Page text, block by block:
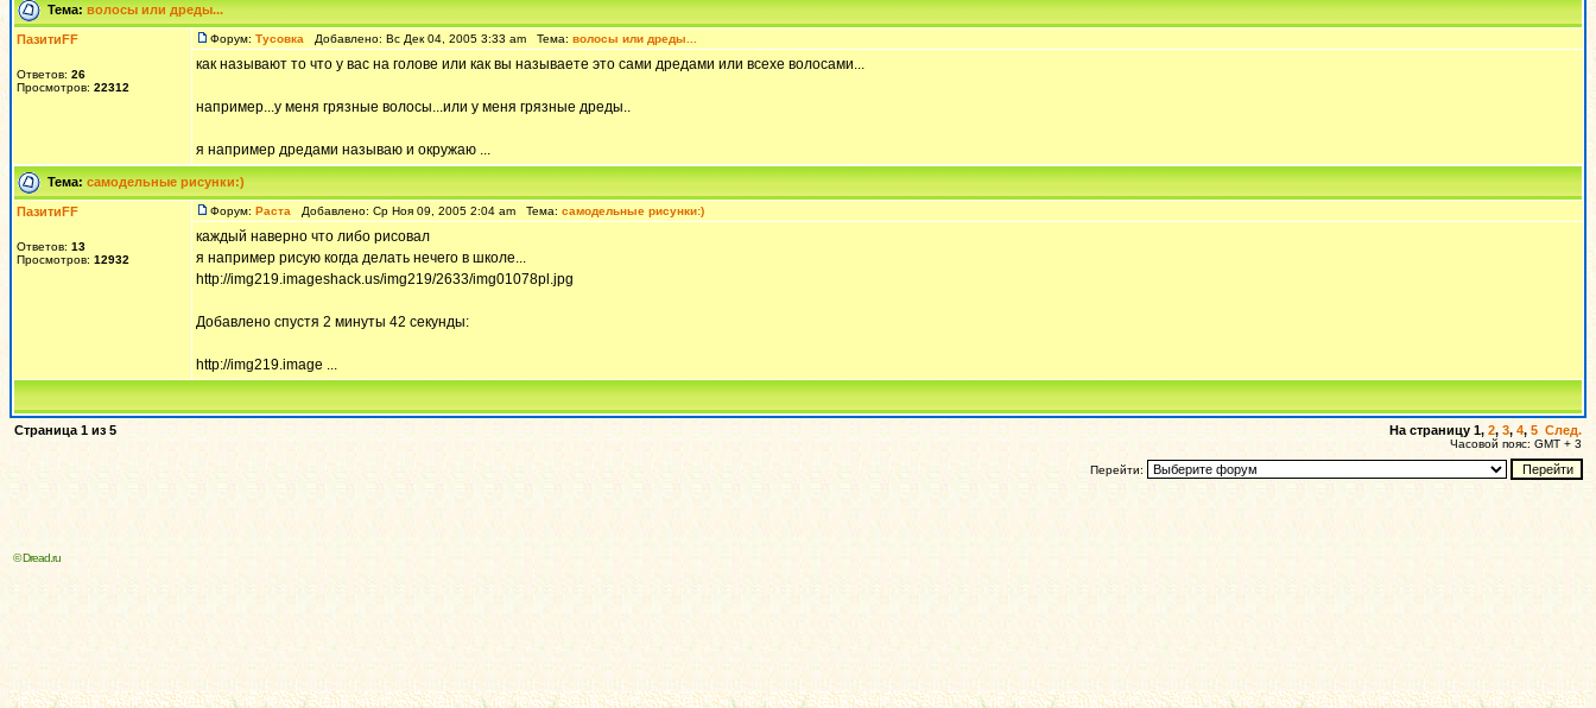
Тема: волосы или дреды...
ПазитиFF
Ответов: 26
Просмотров: 22312
Форум: Тусовка Добавлено: Вс Дек 04, 2005 3:33 am Тема: волосы или дреды...
как называют то что у вас на голове или как вы называете это сами дредами или всехе волосами...
например...у меня грязные волосы...или у меня грязные дреды..
я например дредами называю и окружаю ...
Тема: cамодельные рисунки:)
ПазитиFF
Ответов: 13
Просмотров: 12932
Форум: Раста Добавлено: Ср Ноя 09, 2005 2:04 am Тема: cамодельные рисунки:)
каждый наверно что либо рисовал
я например рисую когда делать нечего в школе...
http://img219.imageshack.us/img219/2633/img01078pl.jpg
Добавлено спустя 2 минуты 42 секунды:
http://img219.image ...
Страница 1 из 5 На страницу 1, 2, 3, 4, 5 След.
Часовой пояс: GMT + 3
Перейти:
© Dread.ru